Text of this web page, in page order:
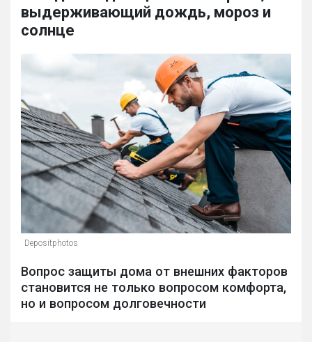
выдерживающий дождь, мороз и
солнце
Depositphotos
Вопрос защиты дома от внешних факторов
становится не только вопросом комфорта,
но и вопросом долговечности